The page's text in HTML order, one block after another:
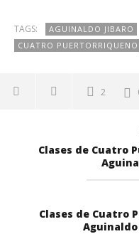
TAGS: AGUINALDO JIBARO
CUATRO PUERTORRIQUENO
2
Clases de Cuatro
Clases de Cuatro